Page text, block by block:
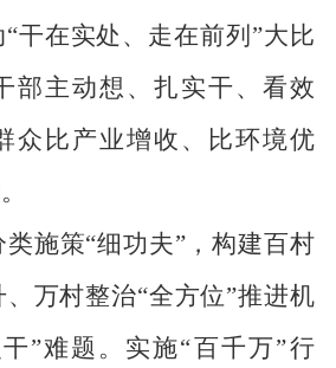
“干在实处、走在前列 ”大比
部主动想、扎实干、看效
众比产业增收、比环境优
类施策“细功夫”，构建百村
、万村整治“全方位”推进机
”难题。 实施“百千万”行